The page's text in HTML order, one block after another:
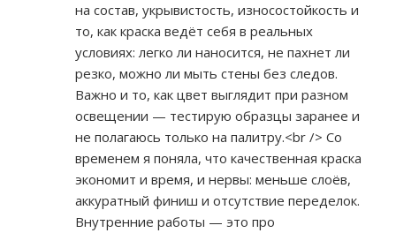
на состав, укрывистость, износостойкость и
то, как краска ведёт себя в реальных
условиях: легко ли наносится, не пахнет ли
резко, можно ли мыть стены без следов.
Важно и то, как цвет выглядит при разном
освещении — тестирую образцы заранее и
не полагаюсь только на палитру.<br /> Со
временем я поняла, что качественная краска
экономит и время, и нервы: меньше слоёв,
аккуратный финиш и отсутствие переделок.
Внутренние работы — это про